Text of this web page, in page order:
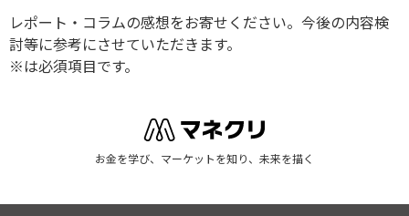
レポート・コラムの感想をお寄せください。今後の内容検
討等に参考にさせていただきます。
※は必須項目です。
お金を学び、マーケットを知り、未来を描く